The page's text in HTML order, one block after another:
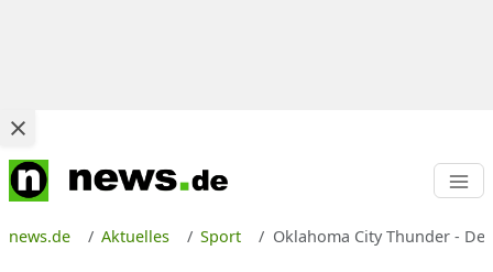
news.de Aktuelles Sport Oklahoma City Thunder -